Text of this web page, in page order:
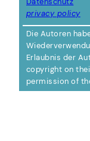
privacy policy
Die Autoren
Erlaubnis der
copyright on
permission of